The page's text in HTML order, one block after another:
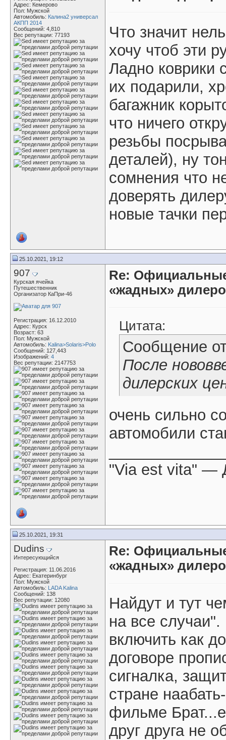
Адрес: Кемерово
Пол: Мужской
Автомобиль: Калина2 универсал
АКПП 2014
Сообщений: 4,810
Вес репутации: 77193
Что значит
хочу чтоб эти
Ладно коврики
их подарили,
багажник
что ничего
резьбы
деталей), ну
сомнения что
доверять
новые тачки
25.10.2021, 19:12
907
Курская ячейка
Путешественник
Организатор КаПри-46
Регистрация: 16.12.2010
Адрес: Курск
Возраст: 63
Пол: Мужской
Автомобиль: Kalina>Solaris>Polo
Сообщений: 127,443
Изображений: 4
Вес репутации: 2147753
Re:
«жадных»
Цитата:
Сообщение
После
дилерских
очень сильно
автомобили
"Via est vita" —
25.10.2021, 19:31
Dudins
Интересующийся
Регистрация: 11.06.2016
Адрес: Екатеринбург
Пол: Мужской
Автомобиль: LADA Kalina
Сообщений: 138
Вес репутации: 12080
Re:
«жадных»
Найдут и тут
на все
включить как
договоре
сигналка,
стране
фильме
друг друга не